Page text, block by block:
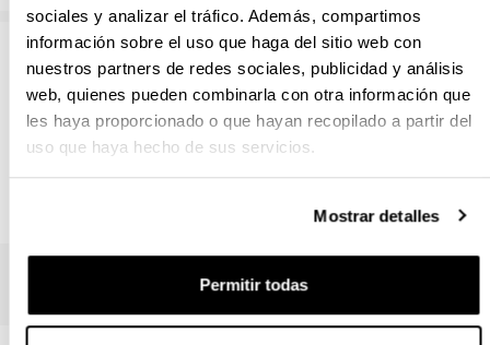
sociales y analizar el tráfico. Además, compartimos
información sobre el uso que haga del sitio web con
nuestros partners de redes sociales, publicidad y análisis
web, quienes pueden combinarla con otra información que
les haya proporcionado o que hayan recopilado a partir del
uso que haya hecho de sus servicios.
Mostrar detalles
Permitir todas
Este título es parte del Máster de Formación
Permanente en Estructuras, Construcción y
Diseño en Madera
Ver información sobre este Máster